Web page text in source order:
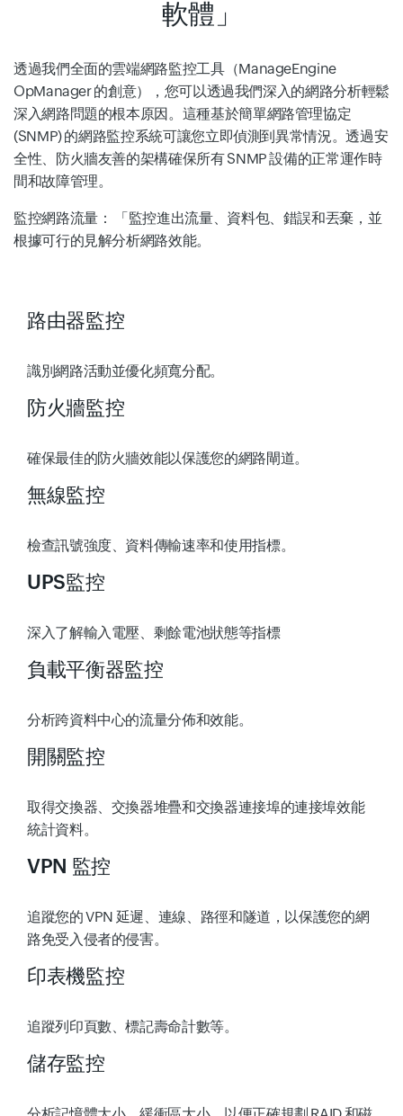
軟體」
透過我們全面的雲端網路監控工具（ManageEngine
OpManager 的創意），您可以透過我們深入的網路分析輕鬆
深入網路問題的根本原因。這種基於簡單網路管理協定
(SNMP) 的網路監控系統可讓您立即偵測到異常情況。透過安
全性、防火牆友善的架構確保所有 SNMP 設備的正常運作時
間和故障管理。
監控網路流量：
「監控進出流量、資料包、錯誤和丟棄，並
根據可行的見解分析網路效能。
路由器監控
識別網路活動並優化頻寬分配。
防火牆監控
確保最佳的防火牆效能以保護您的網路閘道。
無線監控
檢查訊號強度、資料傳輸速率和使用指標。
UPS監控
深入了解輸入電壓、剩餘電池狀態等指標
負載平衡器監控
分析跨資料中心的流量分佈和效能。
開關監控
取得交換器、交換器堆疊和交換器連接埠的連接埠效能
統計資料。
VPN 監控
追蹤您的 VPN 延遲、連線、路徑和隧道，以保護您的網
路免受入侵者的侵害。
印表機監控
追蹤列印頁數、標記壽命計數等。
儲存監控